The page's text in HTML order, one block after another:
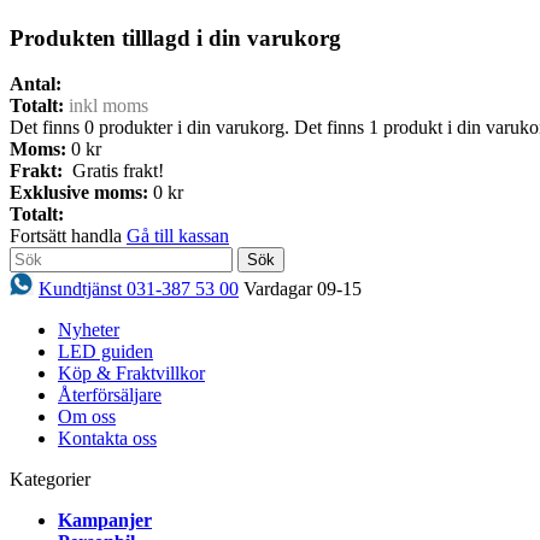
Produkten tilllagd i din varukorg
Antal:
Totalt: inkl moms
Det finns 0 produkter i din varukorg. Det finns 1 produkt i din
Moms: 0 kr
Frakt: Gratis frakt!
Exklusive moms: 0 kr
Totalt:
Fortsätt handla Gå till kassan
Sök
Kundtjänst 031-387 53 00 Vardagar 09-15
Nyheter
LED guiden
Köp & Fraktvillkor
Återförsäljare
Om oss
Kontakta oss
Kategorier
Kampanjer